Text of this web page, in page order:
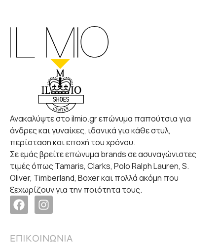
Ανακαλύψτε στο ilmio.gr επώνυμα παπούτσια για
άνδρες και γυναίκες, ιδανικά για κάθε στυλ,
περίσταση και εποχή του χρόνου.
Σε εμάς βρείτε επώνυμα brands σε ασυναγώνιστες
τιμές όπως Tamaris, Clarks, Polo Ralph Lauren, S.
Oliver, Timberland, Boxer και πολλά ακόμη που
ξεχωρίζουν για την ποιότητα τους.
ΕΠΙΚΟΙΝΩΝΙΑ